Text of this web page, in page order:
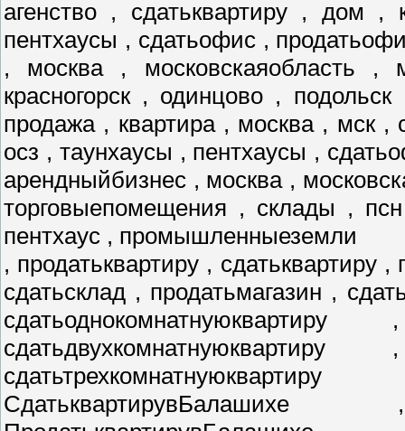
агенство , сдатьквартиру , дом
пентхаусы , сдатьофис ,
, москва , московскаяобласть
красногорск , одинцово ,
продажа , квартира , москва , мск
осз , таунхаусы , пентхаусы ,
арендныйбизнес , москва ,
торговыепомещения , склады ,
пентхаус , промышленныеземли
, продатьквартиру , сдатьквартиру
сдатьсклад , продатьмагазин ,